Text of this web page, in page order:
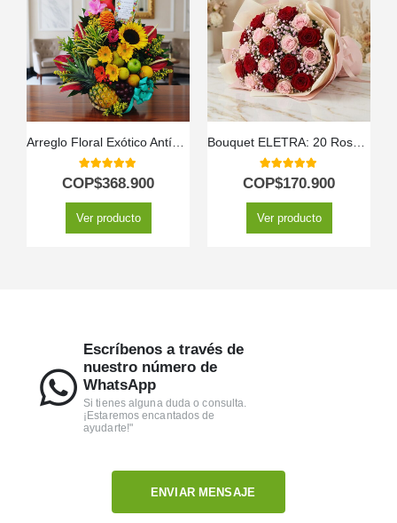
Arreglo Floral Exótico Antídoto
5.00out of 5
COP$368.900
Ver producto
Bouquet ELETRA: 20 Rosas Rojas y Rosadas para Expresar tu Amor 🌹
5.00out of 5
COP$170.900
Ver producto
Escríbenos a través de
nuestro número de
WhatsApp
Si tienes alguna duda o consulta.
¡Estaremos encantados de
ayudarte!"
ENVIAR MENSAJE